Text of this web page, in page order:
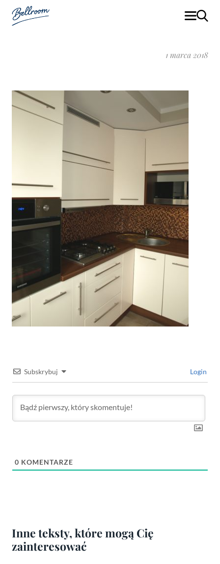
1 marca 2018
Subskrybuj Login
0 KOMENTARZE
Inne teksty, które mogą Cię
zainteresować